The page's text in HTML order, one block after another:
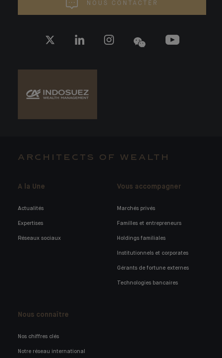
NOUS CONTACTER
ARCHITECTS OF WEALTH
A la Une
Actualités
Expertises
Réseaux sociaux
Vous accompagner
Marchés privés
Familles et entrepreneurs
Holdings familiales
Institutionnels et corporates
Gérants de fortune externes
Technologies bancaires
Nous connaître
Nos chiffres clés
Notre réseau international